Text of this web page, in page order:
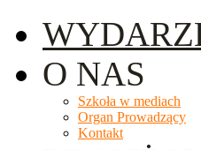
O NAS
Szkoła w mediach
Organ Prowadzący
Kontakt